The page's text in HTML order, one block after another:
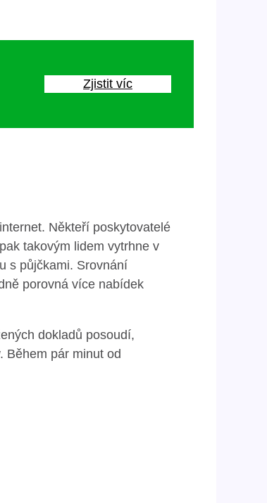
Zjistit víc
Někteří poskytovatelé
pak takovým lidem vytrhne v
s půjčkami. Srovnání
porovná více nabídek
dokladů posoudí,
Během pár minut od